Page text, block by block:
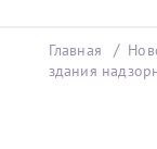
Главная
здания